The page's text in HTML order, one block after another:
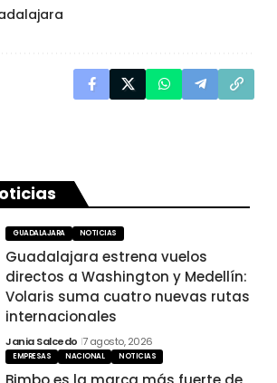
GUADALAJARA NOTICIAS
Guadalajara estrena vuelos
directos a Washington y Medellín:
Volaris suma cuatro nuevas rutas
internacionales
Jania Salcedo 7 agosto, 2026
EMPRESAS NACIONAL NOTICIAS